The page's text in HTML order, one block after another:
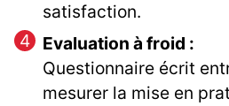
satisfaction.
Evaluation à froid :
Questionnaire écrit
mesurer la mise en